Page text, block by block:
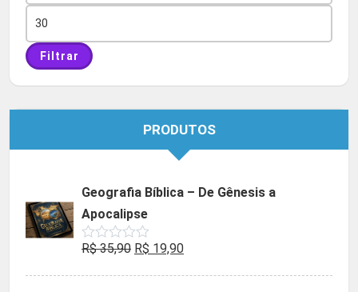
máximo
Filtrar
PRODUTOS
Geografia Bíblica – De Gênesis a
Apocalipse
Avaliação
de
R$35,90 O
R$ 19,90O